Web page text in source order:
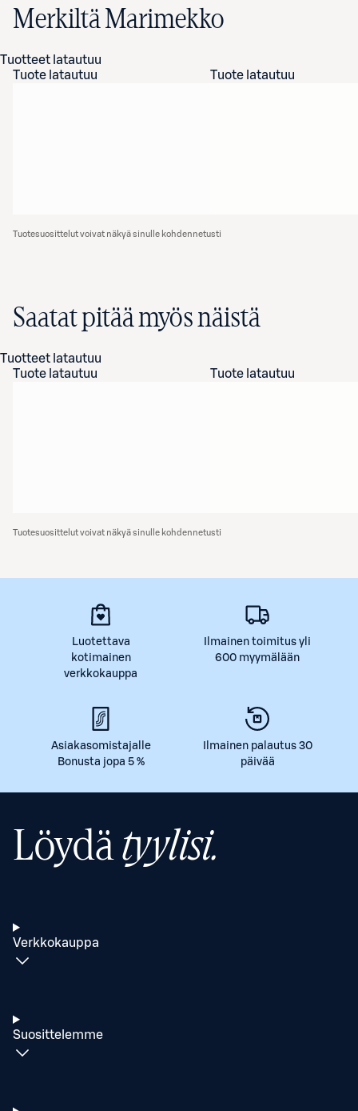
Merkiltä Marimekko
Tuotteet latautuu
Tuote latautuu
Tuote latautuu
Tuotesuosittelut voivat näkyä sinulle kohdennetusti
Saatat pitää myös näistä
Tuotteet latautuu
Tuote latautuu
Tuote latautuu
Tuotesuosittelut voivat näkyä sinulle kohdennetusti
Luotettava
kotimainen
verkkokauppa
Ilmainen toimitus yli
600 myymälään
Asiakasomistajalle
Bonusta jopa 5 %
Ilmainen palautus 30
päivää
Löydätyylisi.
Verkkokauppa
Suosittelemme